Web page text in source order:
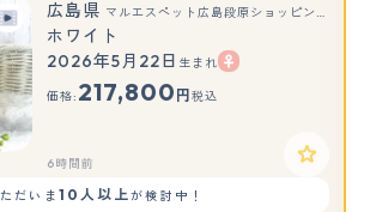
もっと見る
広島県 マルエスペット広島段原ショッピングセンター店
ホワイト
2026年5月22日 生まれ
価格: 217,800 円 税込
6時間前
ただいま 10人以上が検討中！